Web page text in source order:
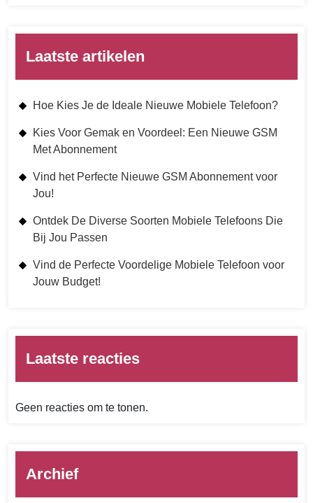
Laatste artikelen
Hoe Kies Je de Ideale Nieuwe Mobiele Telefoon?
Kies Voor Gemak en Voordeel: Een Nieuwe GSM
Met Abonnement
Vind het Perfecte Nieuwe GSM Abonnement voor
Jou!
Ontdek De Diverse Soorten Mobiele Telefoons Die
Bij Jou Passen
Vind de Perfecte Voordelige Mobiele Telefoon voor
Jouw Budget!
Laatste reacties
Geen reacties om te tonen.
Archief